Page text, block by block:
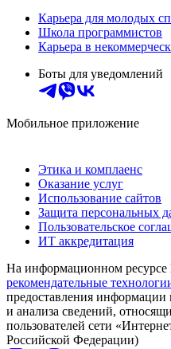
Карьера для молодых
Школа программистов
Карьера в
Боты для уведомлений
Мобильное приложение
Этика и комплаенс
Оказание услуг
Использование сайтов
Защита персональных
Пользовательское
ИТ аккредитация
На информационном ресурсе
рекомендательные
предоставления информации
и анализа сведений,
пользователей сети
Российской Федерации)